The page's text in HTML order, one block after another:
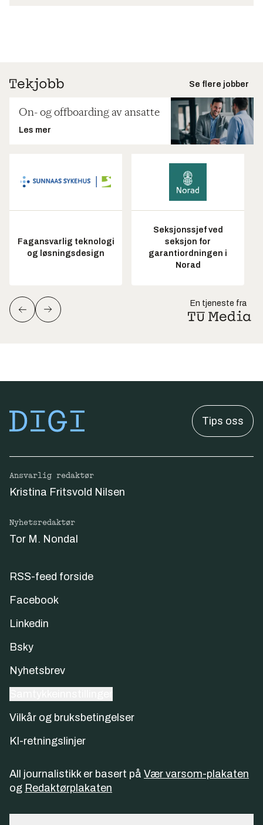
Se flere jobber
On- og offboarding av ansatte
Les mer
Fagansvarlig teknologi
og løsningsdesign
Seksjonssjef ved
seksjon for
garantiordningen i
Norad
En tjeneste fra
Tips oss
Ansvarlig redaktør
Kristina Fritsvold Nilsen
Nyhetsredaktør
Tor M. Nondal
RSS-feed forside
Facebook
Linkedin
Bsky
Nyhetsbrev
Vilkår og bruksbetingelser
KI-retningslinjer
All journalistikk er basert på Vær varsom-plakaten
og Redaktørplakaten